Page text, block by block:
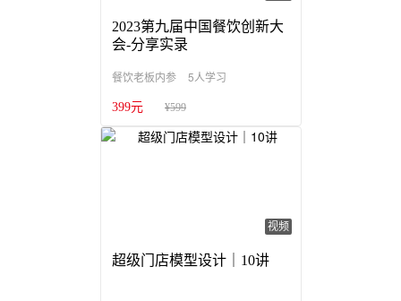
2023第九届中国餐饮创新大
会-分享实录
餐饮老板内参 5人学习
399元 ¥599
视频
超级门店模型设计｜10讲